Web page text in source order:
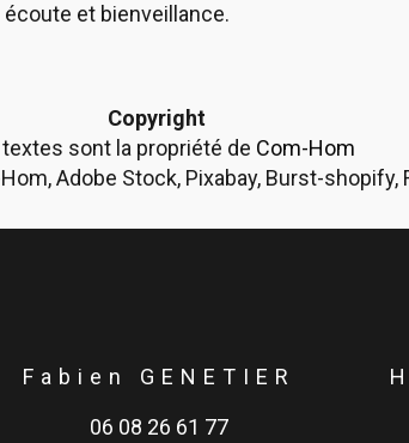
écoute et bienveillance.
Copyright
sont la propriété de Com-Hom
Adobe Stock, Pixabay, Burst-shopify,
Fabien GENETIER
06 08 26 61 77